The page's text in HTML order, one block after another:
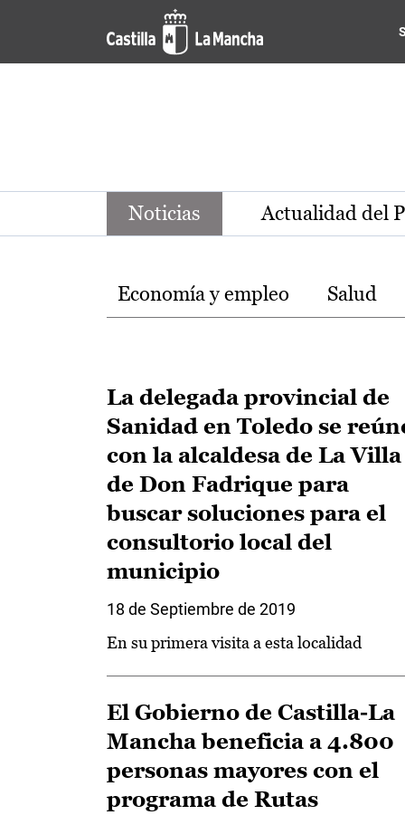
Pasar al contenido principal
Noticias de la región de
Noticias Actualidad del
Temas
Economía y empleo Salud
La delegada provincial de
Sanidad en Toledo se
con la alcaldesa de La Villa
de Don Fadrique para
buscar soluciones para el
consultorio local del
municipio
18 de Septiembre de 2019
En su primera visita a esta localidad
El Gobierno de Castilla-La
Mancha beneficia a 4.800
personas mayores con el
programa de Rutas